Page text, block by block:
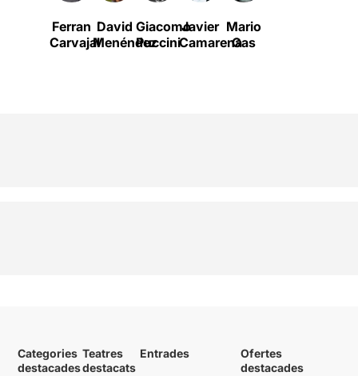
Ferran
Carvajal
David
Menéndez
Giacomo
Puccini
Javier
Camarena
Mario
Gas
Categories
destacades
Teatres
destacats
Entrades
Ofertes
destacades